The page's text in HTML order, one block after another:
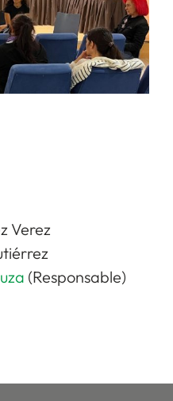
Verez
(Responsable)